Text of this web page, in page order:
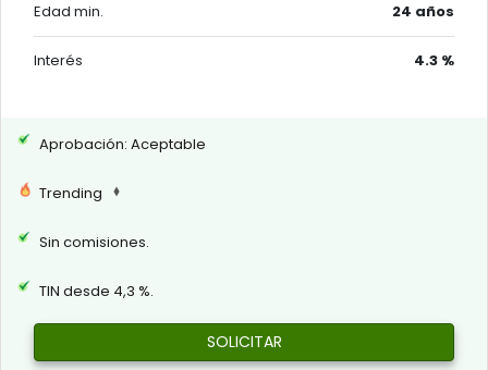
Edad min. 24 años
Interés 4.3 %
Aprobación: Aceptable
Trending
Sin comisiones.
TIN desde 4,3 %.
SOLICITAR